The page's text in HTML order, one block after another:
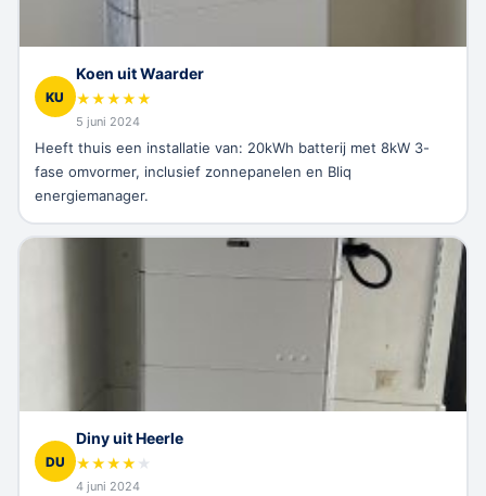
KU
Koen uit Waarder
★★★★★
5 juni 2024
Heeft thuis een installatie van: 20kWh batterij met 8kW 3-
fase omvormer, inclusief zonnepanelen en Bliq
energiemanager.
DU
Diny uit Heerle
★★★★ ★
4 juni 2024